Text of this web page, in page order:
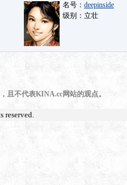
名号： deepinside
级别：立壮
且不代表KINA.cc网站的观点。
reserved.